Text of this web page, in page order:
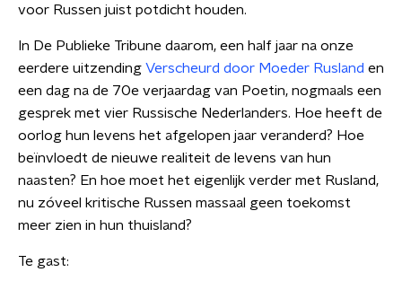
voor Russen juist potdicht houden.
In De Publieke Tribune daarom, een half jaar na onze
eerdere uitzending Verscheurd door Moeder Rusland en
een dag na de 70e verjaardag van Poetin, nogmaals een
gesprek met vier Russische Nederlanders. Hoe heeft de
oorlog hun levens het afgelopen jaar veranderd? Hoe
beïnvloedt de nieuwe realiteit de levens van hun
naasten? En hoe moet het eigenlijk verder met Rusland,
nu zóveel kritische Russen massaal geen toekomst
meer zien in hun thuisland?
Te gast: